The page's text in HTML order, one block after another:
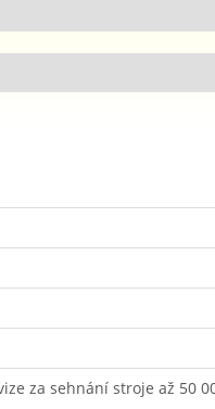
za sehnání stroje až 50